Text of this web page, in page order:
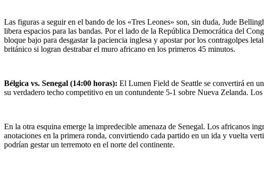
Las figuras a seguir en el bando de los «Tres Leones» son, sin duda, Jude
libera espacios para las bandas. Por el lado de la República Democrática del
bloque bajo para desgastar la paciencia inglesa y apostar por los contragolpes
británico si logran destrabar el muro africano en los primeros 45 minutos.
Bélgica vs. Senegal (14:00 horas): El Lumen Field de Seattle se convertirá en
su verdadero techo competitivo en un contundente 5-1 sobre Nueva Zelanda.
En la otra esquina emerge la impredecible amenaza de Senegal. Los africanos
anotaciones en la primera ronda, convirtiendo cada partido en un ida y vuelta
podrían gestar un terremoto en el norte del continente.